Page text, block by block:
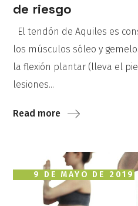
de riesgo
El tendón de Aquiles es
los músculos sóleo y
la flexión plantar (lleva el pie
lesiones...
Read more
9 DE MAYO DE 2019